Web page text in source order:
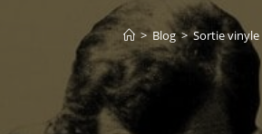
> Blog > Sortie vinyle